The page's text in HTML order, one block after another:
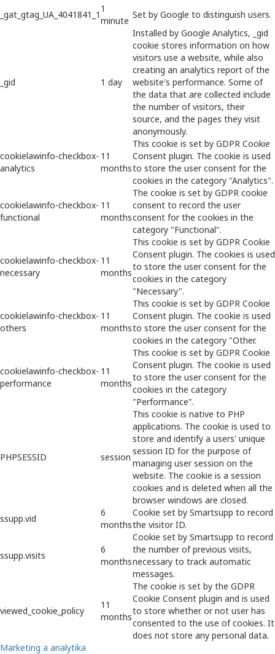
_gat_gtag_UA_4041841_1
1
minute
Set by Google to distinguish users.
_gid 1 day
Installed by Google Analytics, _gid
cookie stores information on how
visitors use a website, while also
creating an analytics report of the
website's performance. Some of
the data that are collected include
the number of visitors, their
source, and the pages they visit
anonymously.
cookielawinfo-checkbox-
analytics
11
months
This cookie is set by GDPR Cookie
Consent plugin. The cookie is used
to store the user consent for the
cookies in the category "Analytics".
cookielawinfo-checkbox-
functional
11
months
The cookie is set by GDPR cookie
consent to record the user
consent for the cookies in the
category "Functional".
cookielawinfo-checkbox-
necessary
11
months
This cookie is set by GDPR Cookie
Consent plugin. The cookies is used
to store the user consent for the
cookies in the category
"Necessary".
cookielawinfo-checkbox-
others
11
months
This cookie is set by GDPR Cookie
Consent plugin. The cookie is used
to store the user consent for the
cookies in the category "Other.
cookielawinfo-checkbox-
performance
11
months
This cookie is set by GDPR Cookie
Consent plugin. The cookie is used
to store the user consent for the
cookies in the category
"Performance".
PHPSESSID session
This cookie is native to PHP
applications. The cookie is used to
store and identify a users' unique
session ID for the purpose of
managing user session on the
website. The cookie is a session
cookies and is deleted when all the
browser windows are closed.
ssupp.vid
6
months
Cookie set by Smartsupp to record
the visitor ID.
ssupp.visits
6
months
Cookie set by Smartsupp to record
the number of previous visits,
necessary to track automatic
messages.
viewed_cookie_policy
11
months
The cookie is set by the GDPR
Cookie Consent plugin and is used
to store whether or not user has
consented to the use of cookies. It
does not store any personal data.
Marketing a analytika